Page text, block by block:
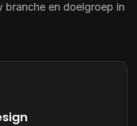
en doelgroep in